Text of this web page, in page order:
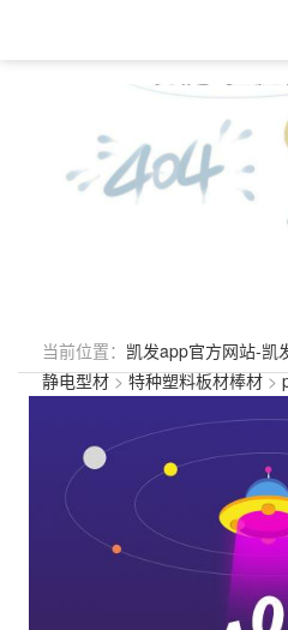
当前位置： 凯发app官方网站-凯
静电型材>特种塑料板材棒材>